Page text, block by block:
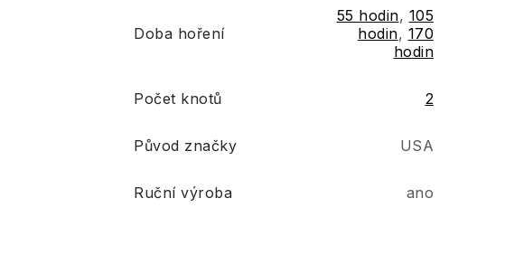
Doba hoření
55 hodin, 105
hodin, 170
hodin
Počet knotů 2
Původ značky USA
Ruční výroba ano